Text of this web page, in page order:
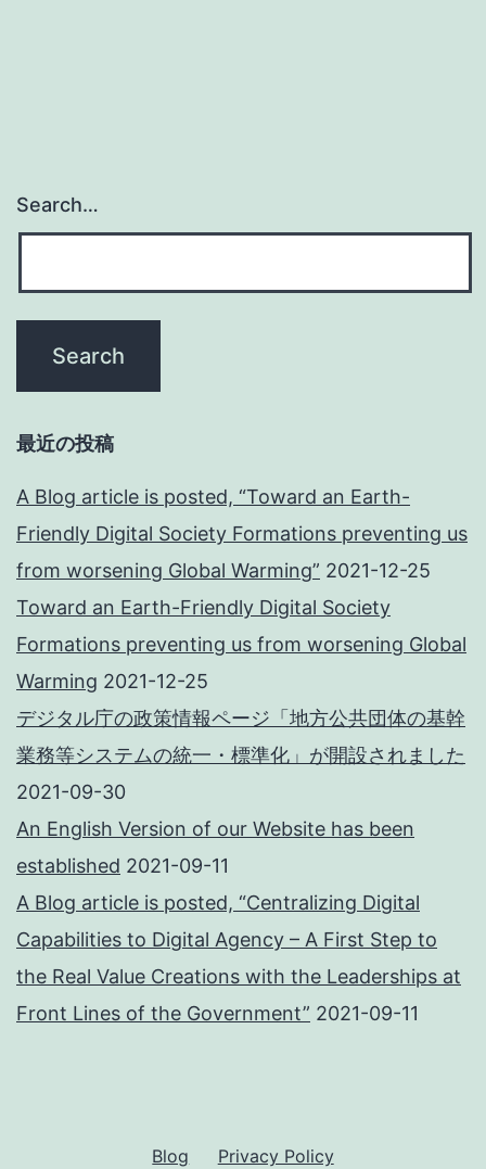
Search…
最近の投稿
A Blog article is posted, “Toward an Earth-
Friendly Digital Society Formations preventing us
from worsening Global Warming” 2021-12-25
Toward an Earth-Friendly Digital Society
Formations preventing us from worsening Global
Warming 2021-12-25
デジタル庁の政策情報ページ「地方公共団体の基幹
業務等システムの統一・標準化」が開設されました
2021-09-30
An English Version of our Website has been
established 2021-09-11
A Blog article is posted, “Centralizing Digital
Capabilities to Digital Agency – A First Step to
the Real Value Creations with the Leaderships at
Front Lines of the Government” 2021-09-11
Blog Privacy Policy